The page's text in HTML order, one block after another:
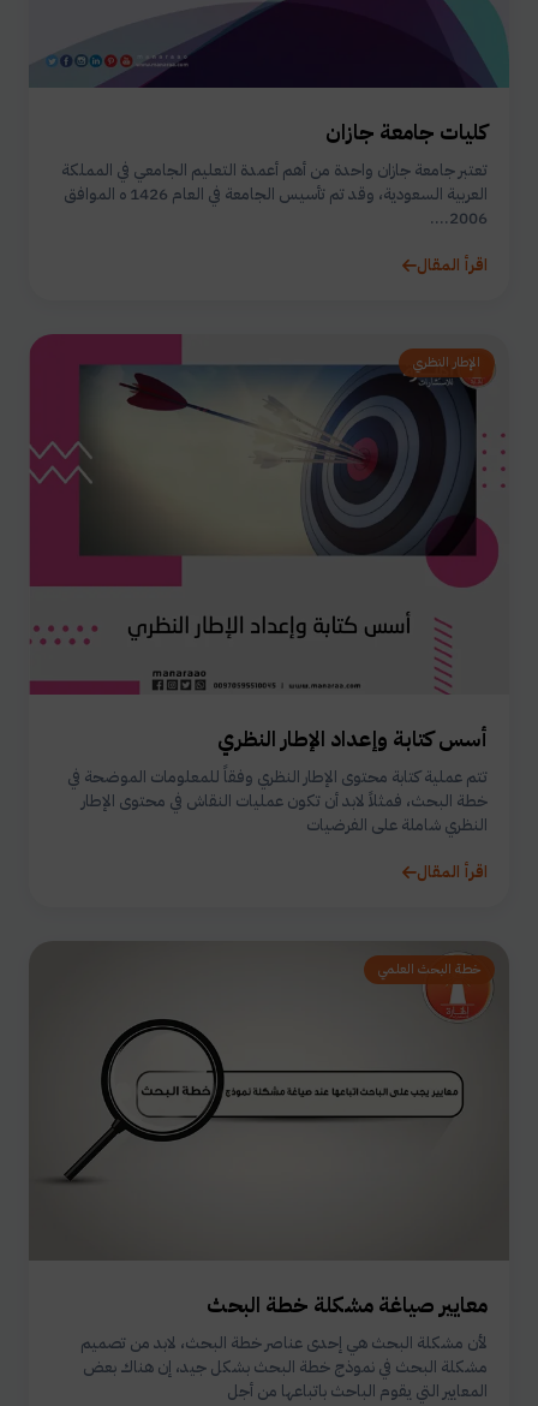
كليات جامعة جازان
تعتبر جامعة جازان واحدة من أهم أعمدة التعليم الجامعي في المملكة
العربية السعودية، وقد تم تأسيس الجامعة في العام 1426 ه الموافق
2006....
اقرأ المقال
الإطار النظري
أسس كتابة وإعداد الإطار النظري
تتم عملية كتابة محتوى الإطار النظري وفقاً للمعلومات الموضحة في
خطة البحث، فمثلاً لابد أن تكون عمليات النقاش في محتوى الإطار
النظري شاملة على الفرضيات
اقرأ المقال
خطة البحث العلمي
معايير صياغة مشكلة خطة البحث
لأن مشكلة البحث هي إحدى عناصر خطة البحث، لابد من تصميم
مشكلة البحث في نموذج خطة البحث بشكل جيد، إن هناك بعض
المعايير التي يقوم الباحث باتباعها من أجل